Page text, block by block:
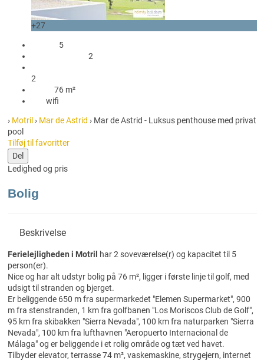
+27
5
2
2
76 m²
wifi
› Motril› Mar de Astrid › Mar de Astrid - Luksus penthouse med privat
pool
Tilføj til favoritter
Del
Ledighed og pris
Bolig
Beskrivelse
Ferielejligheden i Motril
har 2 soveværelse(r) og kapacitet til 5
person(er).
Nice og har alt udstyr bolig på 76 m², ligger i første linje til golf, med
udsigt til stranden og bjerget.
Er beliggende 650 m fra supermarkedet "Elemen Supermarket", 900
m fra stenstranden, 1 km fra golfbanen "Los Moriscos Club de Golf",
95 km fra skibakken "Sierra Nevada", 100 km fra naturparken "Sierra
Nevada", 100 km fra lufthavnen "Aeropuerto Internacional de
Málaga" og er beliggende i et rolig område og tæt ved havet.
Tilbyder elevator, terrasse 74 m², vaskemaskine, strygejern, internet